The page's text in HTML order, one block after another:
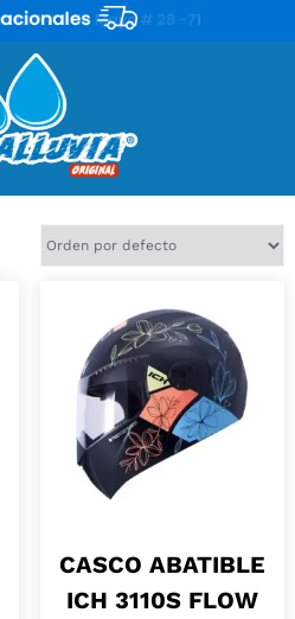
CASCO ABATIBLE
ICH 3110S FLOW